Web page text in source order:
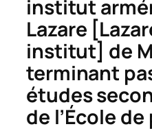
institut
Lazare [
institut] de
terminant
études
de l’École